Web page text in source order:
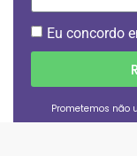
Eu concordo
Prometemos não